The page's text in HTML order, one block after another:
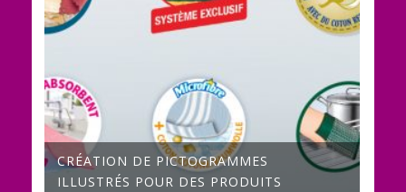
CRÉATION DE PICTOGRAMMES
ILLUSTRÉS POUR DES PRODUITS